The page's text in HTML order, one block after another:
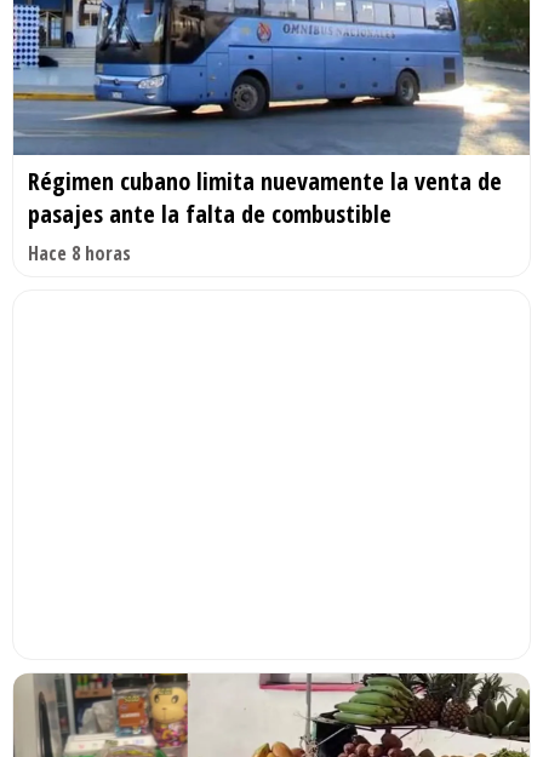
Régimen cubano limita nuevamente la venta de
pasajes ante la falta de combustible
Hace 8 horas